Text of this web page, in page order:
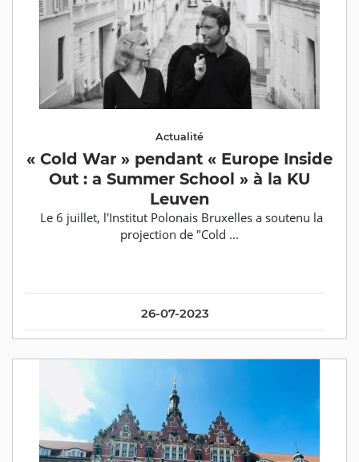
26-07-2023
Actualité
« Cold War » pendant « Europe Inside
Out : a Summer School » à la KU
Leuven
Le 6 juillet, l'Institut Polonais Bruxelles a soutenu la
projection de "Cold ...